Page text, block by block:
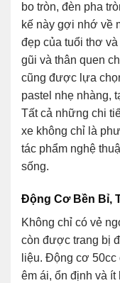
bo tròn, đèn pha
kế này gợi nhớ về
đẹp của tuổi thơ
gũi và thân quen
cũng được lựa
pastel nhẹ nhàng,
Tất cả những chi
xe không chỉ là
tác phẩm nghệ
sống.
Động Cơ Bền Bỉ,
Không chỉ có vẻ
còn được trang bị
liệu. Động cơ
êm ái, ổn định và